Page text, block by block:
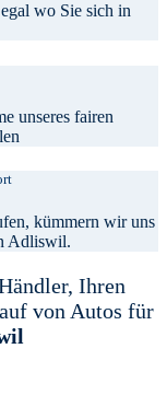
wo Sie sich in
unseres fairen
kümmern wir uns
Adliswil.
Ihren
von Autos für